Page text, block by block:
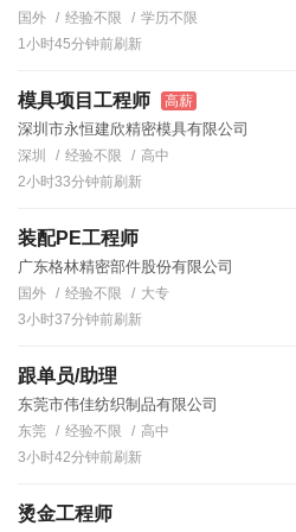
国外 经验不限
学历不限
1小时45分钟前刷新
模具项目工程师 高薪
深圳市永恒建欣精密模具有限公司
深圳 经验不限
高中
2小时33分钟前刷新
装配PE工程师
广东格林精密部件股份有限公司
国外 经验不限
大专
3小时37分钟前刷新
跟单员/助理
东莞市伟佳纺织制品有限公司
东莞 经验不限
高中
3小时42分钟前刷新
烫金工程师